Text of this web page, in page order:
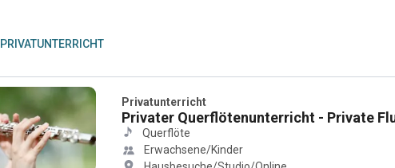
PRIVATUNTERRICHT
Privatunterricht
Privater Querflötenunterricht - Private
Querflöte
Erwachsene/Kinder